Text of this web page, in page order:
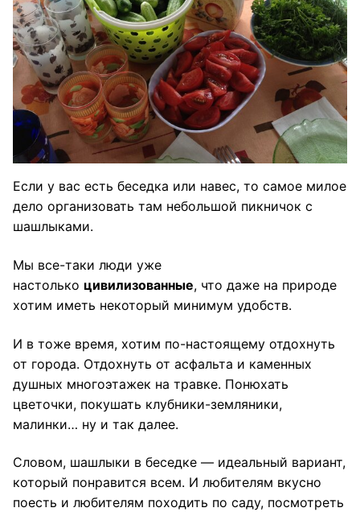
Если у вас есть беседка или навес, то самое милое
дело организовать там небольшой пикничок с
шашлыками.
Мы все-таки люди уже
настолько цивилизованные, что даже на природе
хотим иметь некоторый минимум удобств.
И в тоже время, хотим по-настоящему отдохнуть
от города. Отдохнуть от асфальта и каменных
душных многоэтажек на травке. Понюхать
цветочки, покушать клубники-земляники,
малинки… ну и так далее.
Словом, шашлыки в беседке — идеальный вариант,
который понравится всем. И любителям вкусно
поесть и любителям походить по саду, посмотреть